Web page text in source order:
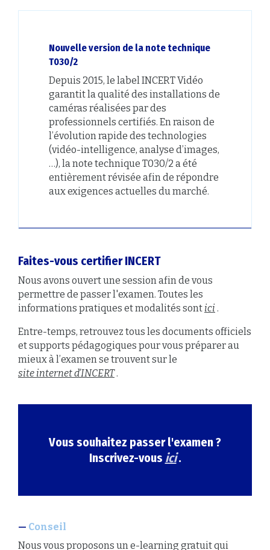
Nouvelle version de la note technique
T030/2
Depuis 2015, le label INCERT Vidéo
garantit la qualité des installations de
caméras réalisées par des
professionnels certifiés. En raison de
l’évolution rapide des technologies
(vidéo-intelligence, analyse d’images,
…), la note technique T030/2 a été
entièrement révisée afin de répondre
aux exigences actuelles du marché.
Faites-vous certifier INCERT
Nous avons ouvert une session afin de vous
permettre de passer l'examen. Toutes les
informations pratiques et modalités sont ici .
Entre-temps, retrouvez tous les documents officiels
et supports pédagogiques pour vous préparer au
mieux à l’examen se trouvent sur le
site internet d’INCERT.
Vous souhaitez passer l'examen ?
Inscrivez-vous ici.
Conseil
Nous vous proposons un e-learning gratuit qui